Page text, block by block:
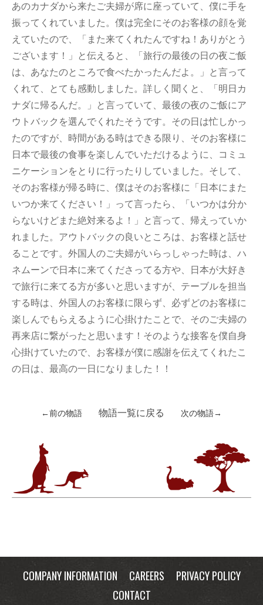
あのカナダから来たご夫婦が席に座っていて、僕に手を
振ってくれていました。僕は完全にそのお客様の顔を覚
えていたので、「また来てくれたんですね！ありがとう
ございます！」と伝えると、「旅行の最後の日の夜ご飯
は、あなたのところで食べたかったんだよ。」と言って
くれて、とても感動しました。詳しく聞くと、「明日カ
ナダに帰るんだ。」と言っていて、最後の夜のご飯にア
ウトバックを選んでくれたそうです。その日は忙しかっ
たのですが、時間がある時はできる限り、そのお客様に
日本で最後の食事を楽しんでいただけるように、コミュ
ニケーションをとりに行ったりしていました。そして、
そのお客様が帰る時に、僕はそのお客様に「日本にまた
いつか来てください！」って言ったら、「いつかは分か
らないけどまた絶対来るよ！」と言って、帰えっていか
れました。アウトバックの良いところは、お客様と話せ
ることです。外国人のご夫婦がいらっしゃった時は、ハ
ネムーンで日本に来てくださってる方や、日本が大好き
で旅行に来てる方が多いと思いますが、テーブルを担当
する時は、外国人のお客様に限らず、必ずどのお客様に
楽しんでもらえるように心掛けたことで、そのご夫婦の
再来店に繋がったと思います！そのような接客を僕自身
心掛けていたので、お客様が僕に感謝を伝えてくれたこ
の日は、最高の一日になりました！！
←前の物語 物語一覧に戻る 次の物語→
COMPANY INFORMATION CAREERS
PRIVACY POLICY
CONTACT